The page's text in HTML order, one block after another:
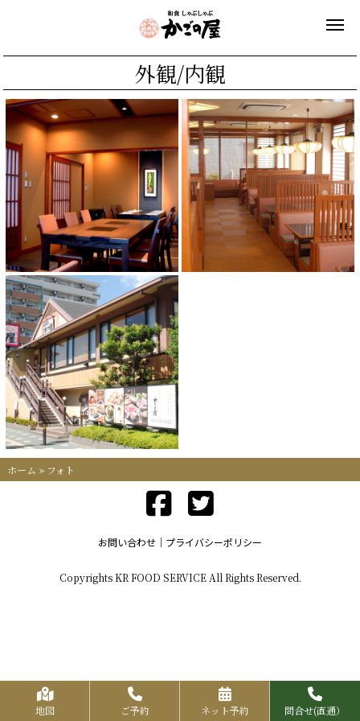
外観/内観
ホーム » フォト
お問い合わせ プライバシーポリシー
Copyrights KR FOOD SERVICE All Rights Reserved.
地図 ご予約 ネット予約 問合せ(直通）